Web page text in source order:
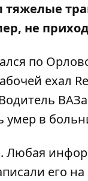
тяжелые
не
по
ехал
умер в
Любая
его на